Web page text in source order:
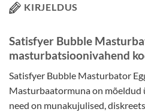
KIRJELDUS
Satisfyer Bubble
masturbatsioonivahend
Satisfyer Bubble Masturbator
Masturbaatormuna on mõeldud
need on munakujulised,